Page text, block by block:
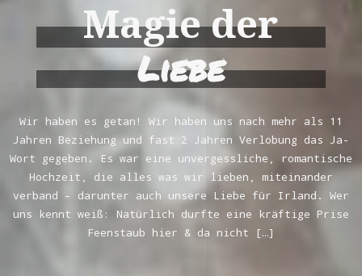
Magie der
Liebe
Wir haben es getan! Wir haben uns nach mehr als 11
Jahren Beziehung und fast 2 Jahren Verlobung das Ja-
Wort gegeben. Es war eine unvergessliche, romantische
Hochzeit, die alles was wir lieben, miteinander
verband – darunter auch unsere Liebe für Irland. Wer
uns kennt weiß: Natürlich durfte eine kräftige Prise
Feenstaub hier & da nicht […]